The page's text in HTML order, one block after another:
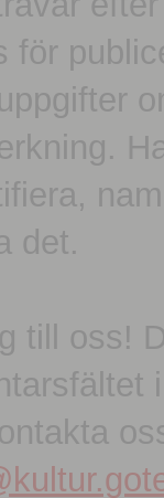
för
det.
till oss!